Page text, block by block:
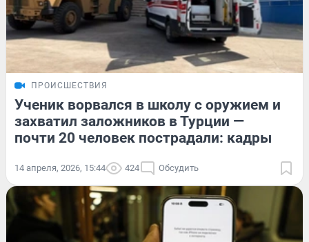
ПРОИСШЕСТВИЯ
Ученик ворвался в школу с оружием и
захватил заложников в Турции —
почти 20 человек пострадали: кадры
14 апреля, 2026, 15:44 424 Обсудить